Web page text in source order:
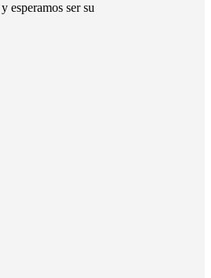
esperamos ser su